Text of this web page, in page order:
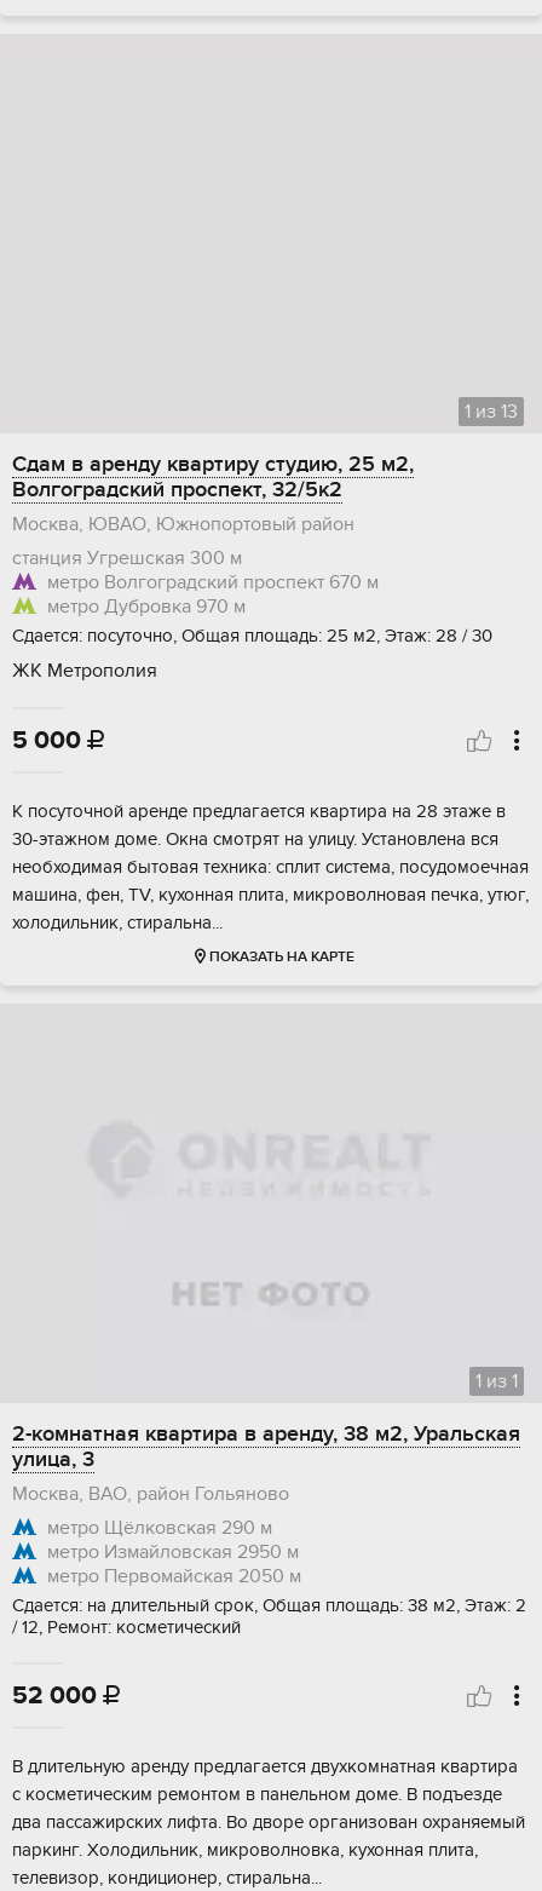
1 из 13
Сдам в аренду квартиру студию, 25 м2,
Волгоградский проспект, 32/5к2
Москва, ЮВАО, Южнопортовый район
станция Угрешская 300 м
метро Волгоградский проспект 670 м
метро Дубровка 970 м
Сдается: посуточно, Общая площадь: 25 м2, Этаж: 28 / 30
ЖК Метрополия
5 000 
К посуточной аренде предлагается квартира на 28 этаже в
30-этажном доме. Окна смотрят на улицу. Установлена вся
необходимая бытовая техника: сплит система, посудомоечная
машина, фен, TV, кухонная плита, микроволновая печка, утюг,
холодильник, стиральна...
ПОКАЗАТЬ НА КАРТЕ
1 из 1
2-комнатная квартира в аренду, 38 м2, Уральская
улица, 3
Москва, ВАО, район Гольяново
метро Щёлковская 290 м
метро Измайловская 2950 м
метро Первомайская 2050 м
Сдается: на длительный срок, Общая площадь: 38 м2, Этаж: 2
/ 12, Ремонт: косметический
52 000 
В длительную аренду предлагается двухкомнатная квартира
с косметическим ремонтом в панельном доме. В подъезде
два пассажирских лифта. Во дворе организован охраняемый
паркинг. Холодильник, микроволновка, кухонная плита,
телевизор, кондиционер, стиральна...